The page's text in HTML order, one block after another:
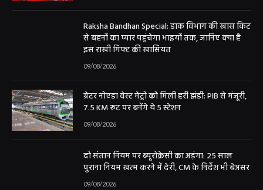
Raksha Bandhan Special: डाक विभाग की खास किट
से बहनों का प्यार पहुंचेगा भाइयों तक, जानिए क्या है
इस राखी गिफ्ट की खासियत
09/08/2026
ग्रेटर नोएडा वेस्ट मेट्रो को मिली हरी झंडी: PIB से मंजूरी,
7.5 KM रूट पर बनेंगे ये 5 स्टेशन
09/08/2026
दो संतान नियम पर ब्यूरोक्रेसी का अड़ंगा: 25 साल
पुराना नियम खत्म करने में देरी, CM के निर्देश भी बेअसर
09/08/2026